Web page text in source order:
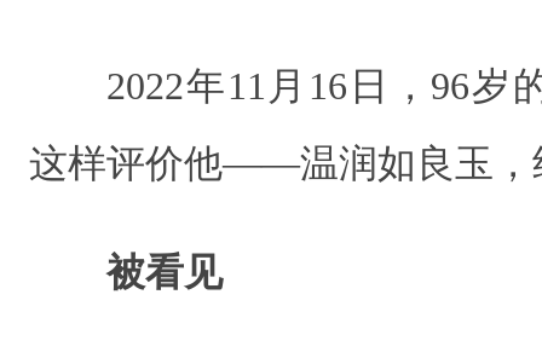
2022年11月16日，96岁
这样评价他——温润如良玉，
被看见